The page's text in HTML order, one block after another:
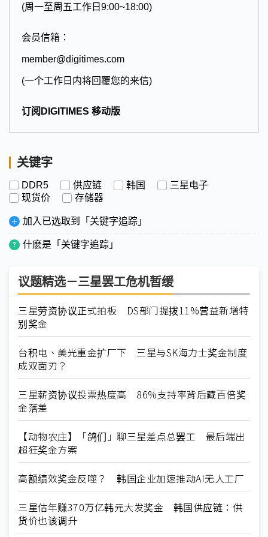
(周一至周五工作日9:00~18:00)
会员信箱：
member@digitimes.com
(一个工作日内将回覆您的来信)
订阅DIGITIMES 移动版
关键字
DDR5 供应链 韩国
三星电子
现货价
存储器
加入已选取到「关键字追踪」
什麽是「关键字追踪」
议题精选－三星罢工危机暂缓
三星劳资协议正式拍板 DS部门提拨11%营益新增特
别奖金
台积电、美光重金扩厂下 三星与SK海力士奖金制度
成双面刃？
三星薪资协议投票热度高 86%支持率背后藏百倍奖
金落差
【动物农庄】「鸽们」聊三星差点总罢工 最后端出
超狂奖金方案
高额绩效奖金反噬？ 韩国企业加速推动AI无人工厂
三星估年赚370万亿韩元大发奖金 韩国供应链：供
货价也该调升